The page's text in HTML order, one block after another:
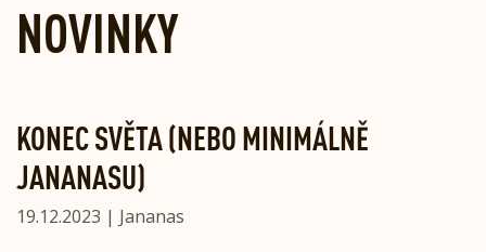
NOVINKY
KONEC SVĚTA (NEBO MINIMÁLNĚ
JANANASU)
19.12.2023 | Jananas